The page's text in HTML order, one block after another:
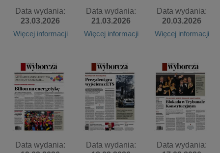
Data wydania:
23.03.2026
Więcej informacji
Data wydania:
21.03.2026
Więcej informacji
Data wydania:
20.03.2026
Więcej informacji
Data wydania:
Data wydania:
Data wydania: